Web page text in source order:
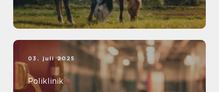
03. juli 2025
Poliklinik